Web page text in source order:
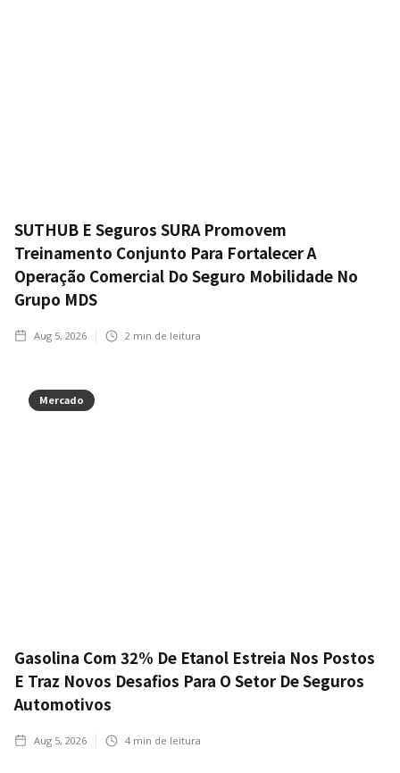
SUTHUB E Seguros SURA Promovem
Treinamento Conjunto Para Fortalecer A
Operação Comercial Do Seguro Mobilidade No
Grupo MDS
Aug 5, 2026 2 min de leitura
Mercado
Gasolina Com 32% De Etanol Estreia Nos Postos
E Traz Novos Desafios Para O Setor De Seguros
Automotivos
Aug 5, 2026 4 min de leitura